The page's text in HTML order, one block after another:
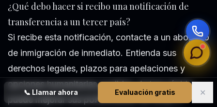
📞 Llamar ahora Evaluación gratis ✕
¿Qué debo hacer si recibo una notificación de
transferencia a un tercer país?
Si recibe esta notificación, contacte a un abogado
de inmigración de inmediato. Entienda sus
derechos legales, plazos para apelaciones y
opciones humanitarias posibles. Actuar rápido
puede mejorar sus posibilidades de evitar o